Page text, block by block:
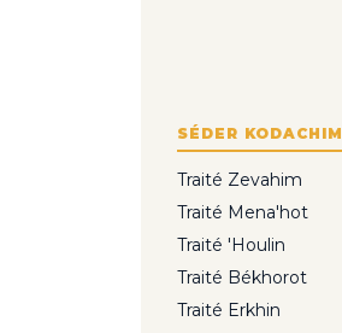
SÉDER KODACHIM
Traité Zevahim
Traité Mena'hot
Traité 'Houlin
Traité Békhorot
Traité Erkhin